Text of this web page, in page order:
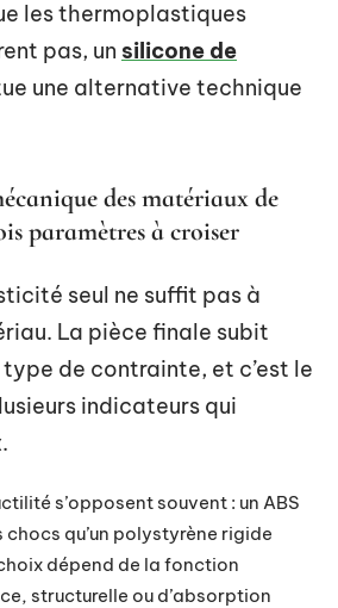
les thermoplastiques
pas, un silicone de
une alternative technique
des matériaux de
paramètres à croiser
seul ne suffit pas à
La pièce finale subit
type de contrainte, et c’est le
indicateurs qui
s’opposent souvent : un ABS
chocs qu’un polystyrène rigide
dépend de la fonction
structurelle ou d’absorption